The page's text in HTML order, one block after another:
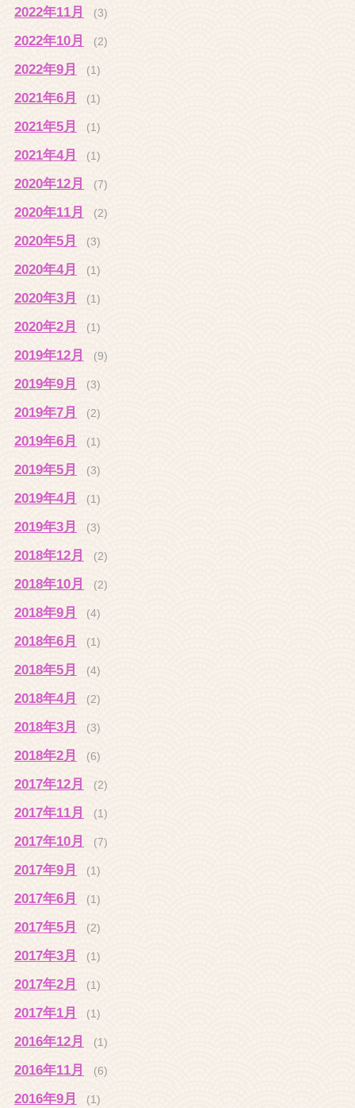
2022年11月 (3)
2022年10月 (2)
2022年9月 (1)
2021年6月 (1)
2021年5月 (1)
2021年4月 (1)
2020年12月 (7)
2020年11月 (2)
2020年5月 (3)
2020年4月 (1)
2020年3月 (1)
2020年2月 (1)
2019年12月 (9)
2019年9月 (3)
2019年7月 (2)
2019年6月 (1)
2019年5月 (3)
2019年4月 (1)
2019年3月 (3)
2018年12月 (2)
2018年10月 (2)
2018年9月 (4)
2018年6月 (1)
2018年5月 (4)
2018年4月 (2)
2018年3月 (3)
2018年2月 (6)
2017年12月 (2)
2017年11月 (1)
2017年10月 (7)
2017年9月 (1)
2017年6月 (1)
2017年5月 (2)
2017年3月 (1)
2017年2月 (1)
2017年1月 (1)
2016年12月 (1)
2016年11月 (6)
2016年9月 (1)